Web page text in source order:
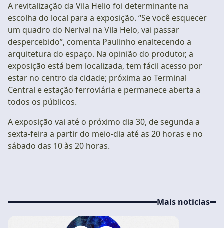
A revitalização da Vila Helio foi determinante na
escolha do local para a exposição. “Se você esquecer
um quadro do Nerival na Vila Helo, vai passar
despercebido”, comenta Paulinho enaltecendo a
arquitetura do espaço. Na opinião do produtor, a
exposição está bem localizada, tem fácil acesso por
estar no centro da cidade; próxima ao Terminal
Central e estação ferroviária e permanece aberta a
todos os públicos.
A exposição vai até o próximo dia 30, de segunda a
sexta-feira a partir do meio-dia até as 20 horas e no
sábado das 10 às 20 horas.
Mais noticias